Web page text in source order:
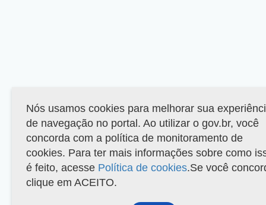
Nós usamos cookies para melhorar sua
de navegação no portal. Ao utilizar o gov.br, você
concorda com a política de monitoramento de
cookies. Para ter mais informações sobre como
é feito, acesse Política de cookies.Se você
clique em ACEITO.